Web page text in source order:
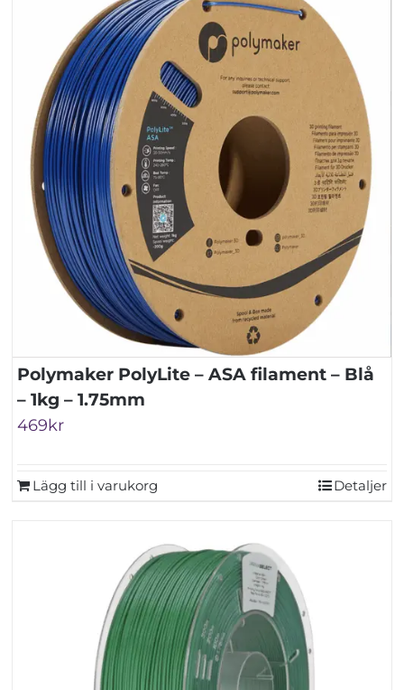
Polymaker PolyLite – ASA filament – Blå
– 1kg – 1.75mm
469kr
Lägg till i varukorg Detaljer